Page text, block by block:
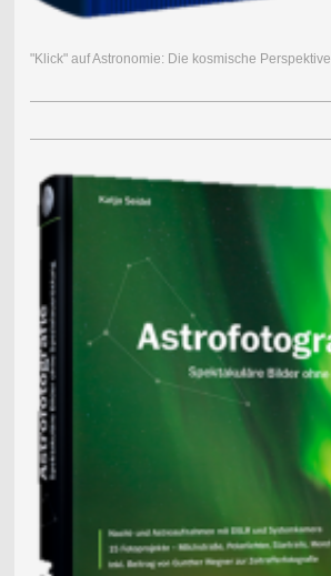
"Klick" auf Astronomie: Die kosmische Perspektive